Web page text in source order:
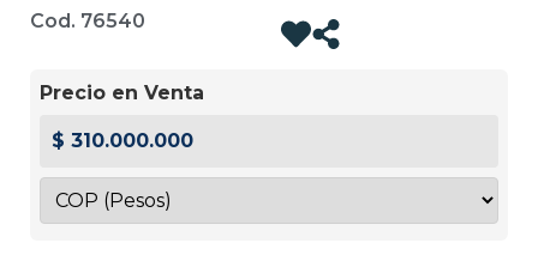
Cod. 76540
Precio en Venta
$ 310.000.000